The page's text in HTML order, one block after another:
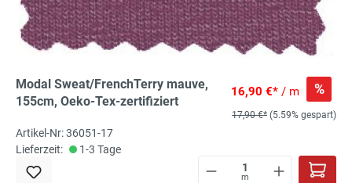
Modal Sweat/FrenchTerry mauve,
155cm, Oeko-Tex-zertifiziert
16,90 €* / m %
17,90 €* (5.59% gespart)
Artikel-Nr: 36051-17
Lieferzeit:
1-3 Tage
m